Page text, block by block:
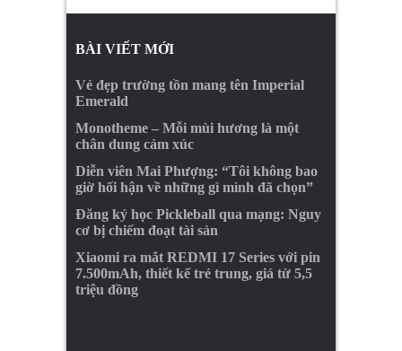
BÀI VIẾT MỚI
Vẻ đẹp trường tồn mang tên Imperial
Emerald
Monotheme – Mỗi mùi hương là một
chân dung cảm xúc
Diễn viên Mai Phượng: “Tôi không bao
giờ hối hận về những gì mình đã chọn”
Đăng ký học Pickleball qua mạng: Nguy
cơ bị chiếm đoạt tài sản
Xiaomi ra mắt REDMI 17 Series với pin
7.500mAh, thiết kế trẻ trung, giá từ 5,5
triệu đồng